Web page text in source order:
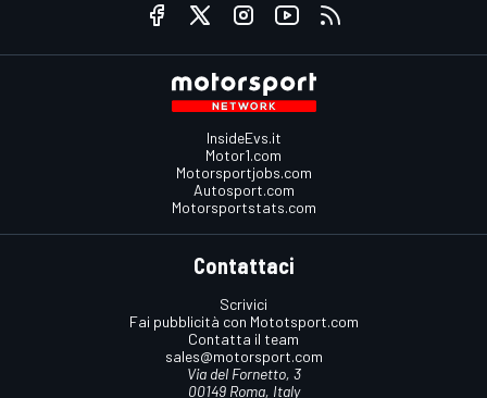
InsideEvs.it
Motor1.com
Motorsportjobs.com
Autosport.com
Motorsportstats.com
Contattaci
Scrivici
Fai pubblicità con Mototsport.com
Contatta il team
sales@motorsport.com
Via del Fornetto, 3
00149 Roma, Italy